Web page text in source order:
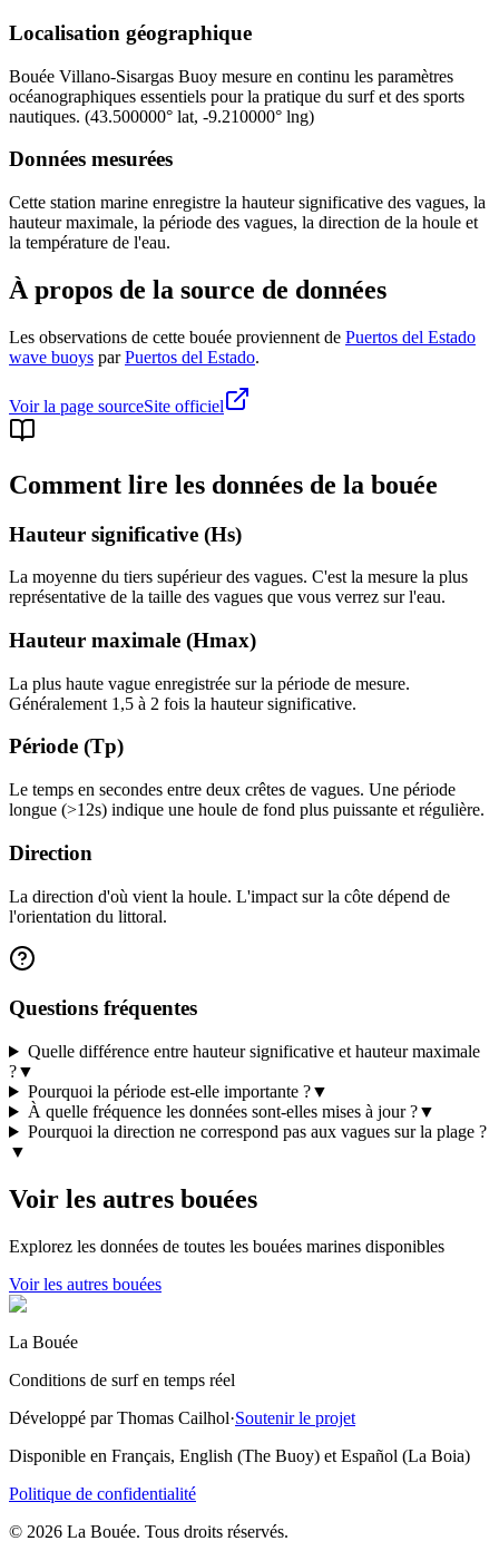
Localisation géographique
Bouée Villano-Sisargas Buoy mesure en continu les paramètres
océanographiques essentiels pour la pratique du surf et des sports
nautiques. (43.500000° lat, -9.210000° lng)
Données mesurées
Cette station marine enregistre la hauteur significative des vagues, la
hauteur maximale, la période des vagues, la direction de la houle et
la température de l'eau.
À propos de la source de données
Les observations de cette bouée proviennent de Puertos del Estado
wave buoys par Puertos del Estado.
Voir la page sourceSite officiel
Comment lire les données de la bouée
Hauteur significative (Hs)
La moyenne du tiers supérieur des vagues. C'est la mesure la plus
représentative de la taille des vagues que vous verrez sur l'eau.
Hauteur maximale (Hmax)
La plus haute vague enregistrée sur la période de mesure.
Généralement 1,5 à 2 fois la hauteur significative.
Période (Tp)
Le temps en secondes entre deux crêtes de vagues. Une période
longue (>12s) indique une houle de fond plus puissante et régulière.
Direction
La direction d'où vient la houle. L'impact sur la côte dépend de
l'orientation du littoral.
Questions fréquentes
Quelle différence entre hauteur significative et hauteur maximale
?▼
Pourquoi la période est-elle importante ?▼
À quelle fréquence les données sont-elles mises à jour ?▼
Pourquoi la direction ne correspond pas aux vagues sur la plage ?
▼
Voir les autres bouées
Explorez les données de toutes les bouées marines disponibles
Voir les autres bouées
La Bouée
Conditions de surf en temps réel
Développé par Thomas Cailhol·Soutenir le projet
Disponible en Français, English (The Buoy) et Español (La Boia)
Politique de confidentialité
© 2026 La Bouée. Tous droits réservés.